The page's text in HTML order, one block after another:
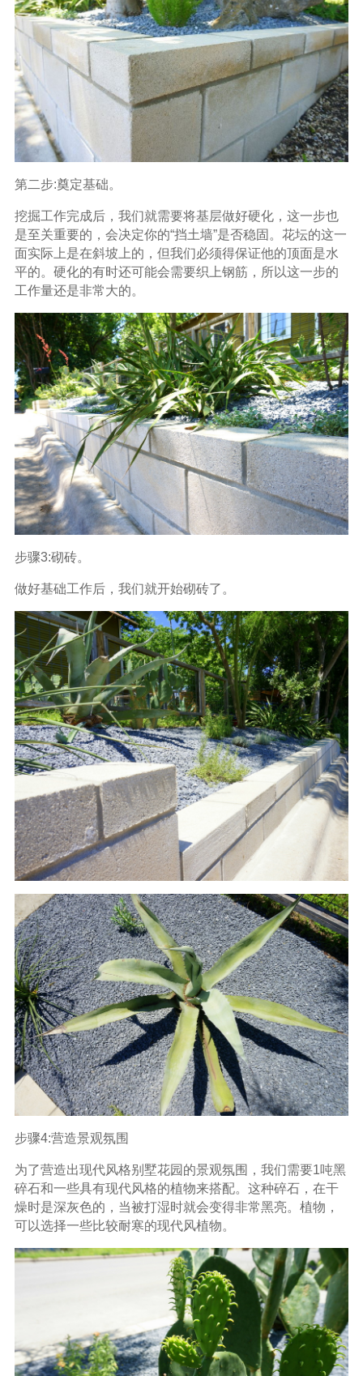
第二步:奠定基础。
挖掘工作完成后，我们就需要将基层做好硬化，这一步也
是至关重要的，会决定你的“挡土墙”是否稳固。花坛的这一
面实际上是在斜坡上的，但我们必须得保证他的顶面是水
平的。硬化的有时还可能会需要织上钢筋，所以这一步的
工作量还是非常大的。
步骤3:砌砖。
做好基础工作后，我们就开始砌砖了。
步骤4:营造景观氛围
为了营造出现代风格别墅花园的景观氛围，我们需要1吨黑
碎石和一些具有现代风格的植物来搭配。这种碎石，在干
燥时是深灰色的，当被打湿时就会变得非常黑亮。植物，
可以选择一些比较耐寒的现代风植物。